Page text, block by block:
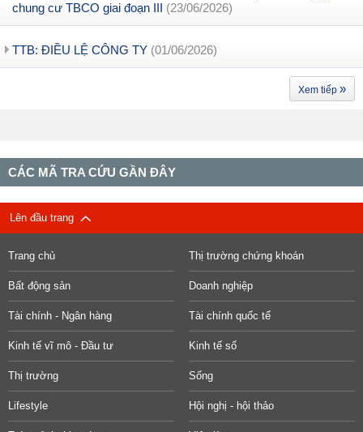
chung cư TBCO giai đoạn III (23/06/2026)
TTB: ĐIỀU LỆ CÔNG TY (01/06/2026)
Xem tiếp »
CÁC MÃ TRA CỨU GẦN ĐÂY
Lên đầu trang
Trang chủ
Bất động sản
Tài chính - Ngân hàng
Kinh tế vĩ mô - Đầu tư
Thị trường
Lifestyle
Thị trường chứng khoán
Doanh nghiệp
Tài chính quốc tế
Kinh tế số
Sống
Hội nghị - hội thảo